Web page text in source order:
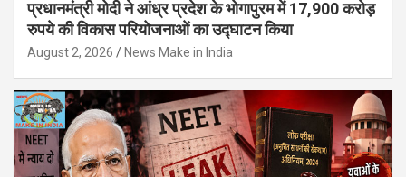
प्रधानमंत्री मोदी ने आंध्र प्रदेश के भोगापुरम में 17,900 करोड़
रुपये की विकास परियोजनाओं का उद्घाटन किया
August 2, 2026 News Make in India